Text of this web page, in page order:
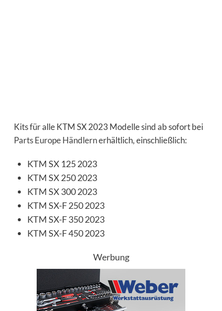
Kits für alle KTM SX 2023 Modelle sind ab sofort bei
Parts Europe Händlernerhältlich, einschließlich:
KTM SX 125 2023
KTM SX 250 2023
KTM SX 300 2023
KTM SX-F 250 2023
KTM SX-F 350 2023
KTM SX-F 450 2023
Werbung